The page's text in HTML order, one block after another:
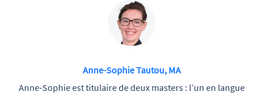
Anne-Sophie Tautou, MA
Anne-Sophie est titulaire de deux masters : l’un en langue